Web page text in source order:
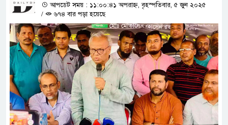
আপডেট সময় : ১১:০০:৪১ অপরাহ্ন, বৃহস্পতিবার, ৫ জুন ২০২৫
/
৬৭৪ বার পড়া হয়েছে